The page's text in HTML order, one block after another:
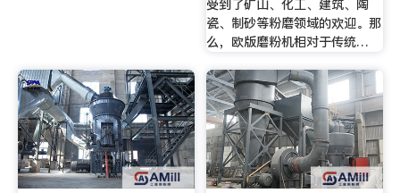
受到了矿山、化工、建筑、陶
瓷、制砂等粉磨领域的欢迎。那
么，欧版磨粉机相对于传统…